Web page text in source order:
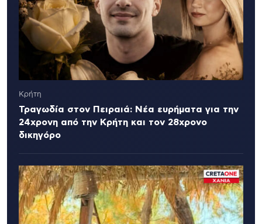
Κρήτη
Τραγωδία στον Πειραιά: Νέα ευρήματα για την
24χρονη από την Κρήτη και τον 28χρονο
δικηγόρο